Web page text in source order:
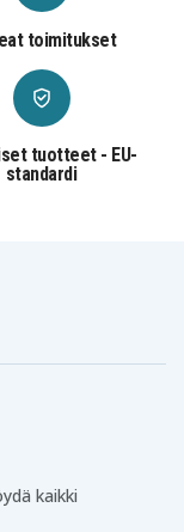
toimitukset
tuotteet - EU-
standardi
kaikki